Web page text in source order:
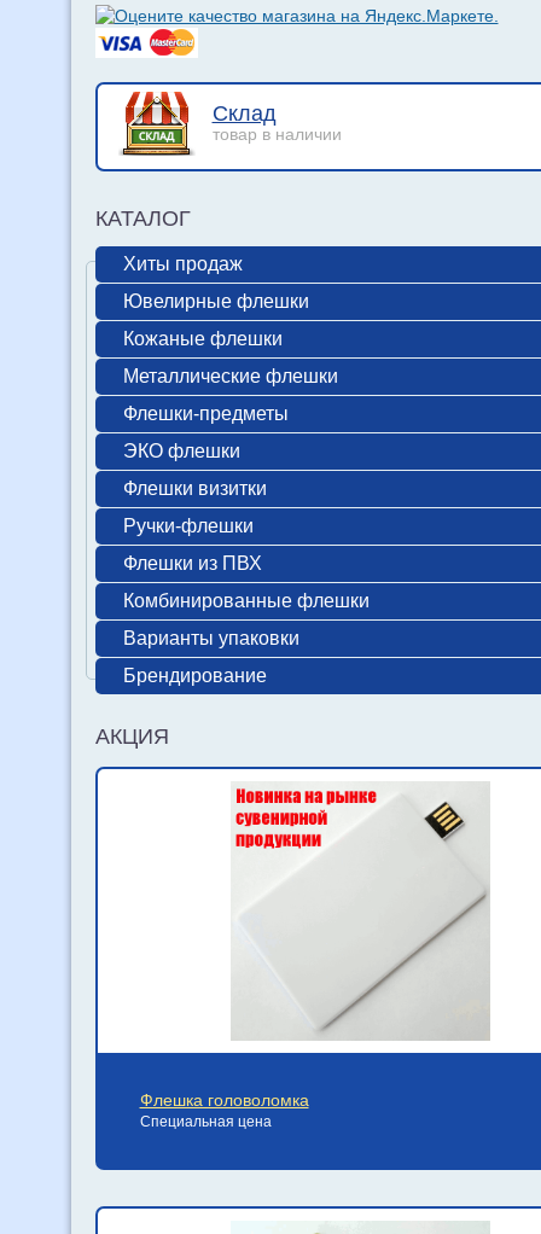
Склад
товар в наличии
КАТАЛОГ
Хиты продаж
Ювелирные флешки
Кожаные флешки
Металлические флешки
Флешки-предметы
ЭКО флешки
Флешки визитки
Ручки-флешки
Флешки из ПВХ
Комбинированные флешки
Варианты упаковки
Брендирование
АКЦИЯ
Флешка головоломка
Специальная цена